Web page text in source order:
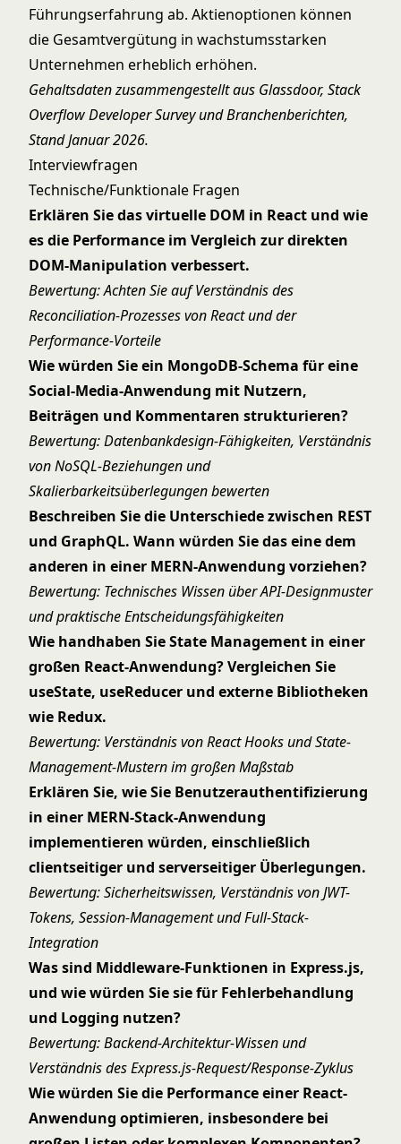
Führungserfahrung ab. Aktienoptionen können
die Gesamtvergütung in wachstumsstarken
Unternehmen erheblich erhöhen.
Gehaltsdaten zusammengestellt aus Glassdoor, Stack
Overflow Developer Survey und Branchenberichten,
Stand Januar 2026.
Interviewfragen
Technische/Funktionale Fragen
Erklären Sie das virtuelle DOM in React und wie
es die Performance im Vergleich zur direkten
DOM-Manipulation verbessert.
Bewertung: Achten Sie auf Verständnis des
Reconciliation-Prozesses von React und der
Performance-Vorteile
Wie würden Sie ein MongoDB-Schema für eine
Social-Media-Anwendung mit Nutzern,
Beiträgen und Kommentaren strukturieren?
Bewertung: Datenbankdesign-Fähigkeiten, Verständnis
von NoSQL-Beziehungen und
Skalierbarkeitsüberlegungen bewerten
Beschreiben Sie die Unterschiede zwischen REST
und GraphQL. Wann würden Sie das eine dem
anderen in einer MERN-Anwendung vorziehen?
Bewertung: Technisches Wissen über API-Designmuster
und praktische Entscheidungsfähigkeiten
Wie handhaben Sie State Management in einer
großen React-Anwendung? Vergleichen Sie
useState, useReducer und externe Bibliotheken
wie Redux.
Bewertung: Verständnis von React Hooks und State-
Management-Mustern im großen Maßstab
Erklären Sie, wie Sie Benutzerauthentifizierung
in einer MERN-Stack-Anwendung
implementieren würden, einschließlich
clientseitiger und serverseitiger Überlegungen.
Bewertung: Sicherheitswissen, Verständnis von JWT-
Tokens, Session-Management und Full-Stack-
Integration
Was sind Middleware-Funktionen in Express.js,
und wie würden Sie sie für Fehlerbehandlung
und Logging nutzen?
Bewertung: Backend-Architektur-Wissen und
Verständnis des Express.js-Request/Response-Zyklus
Wie würden Sie die Performance einer React-
Anwendung optimieren, insbesondere bei